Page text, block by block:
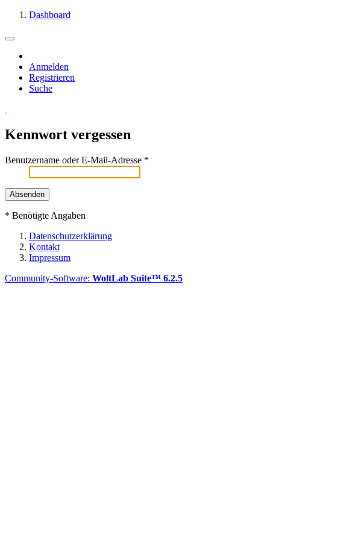
Dashboard
Anmelden
Registrieren
Suche
Kennwort vergessen
Benutzername oder E-Mail-Adresse *
* Benötigte Angaben
Datenschutzerklärung
Kontakt
Impressum
Community-Software: WoltLab Suite™ 6.2.5